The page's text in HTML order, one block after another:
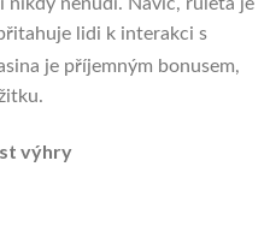
lidi k interakci s
je příjemným bonusem,
výhry